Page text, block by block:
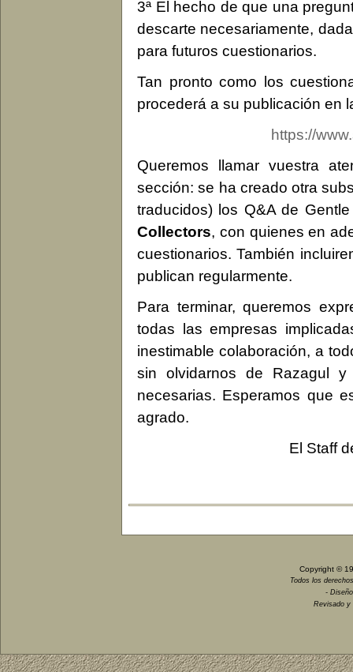
3ª El hecho de que una
descarte necesariamente,
para futuros cuestionarios.
Tan pronto como los
procederá a su publicación en
https://
Queremos llamar vuestra
sección: se ha creado otra
traducidos) los Q&A de
Collectors, con quienes en
cuestionarios. También
publican regularmente.
Para terminar, queremos
todas las empresas
inestimable colaboración, a
sin olvidarnos de Razagul
necesarias. Esperamos que
agrado.
El Staff
Copyright ©
Todos los
-
Revisado y